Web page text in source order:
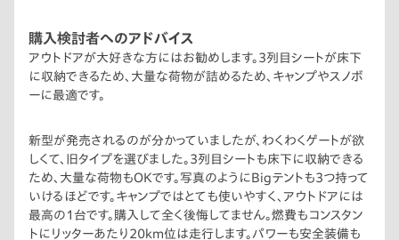
購入検討者へのアドバイス
アウトドアが大好きな方にはお勧めします。3列目シートが床下
に収納できるため、大量な荷物が詰めるため、キャンプやスノボ
ーに最適です。
新型が発売されるのが分かっていましたが、わくわくゲートが欲
しくて、旧タイプを選びました。3列目シートも床下に収納できる
ため、大量な荷物もOKです。写真のようにBigテントも3つ持って
いけるほどです。キャンプではとても使いやすく、アウトドアには
最高の1台です。購入して全く後悔してません。燃費もコンスタン
トにリッターあたり20km位は走行します。パワーも安全装備も